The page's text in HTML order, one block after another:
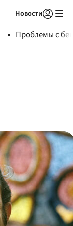
Новости
Проблемы с